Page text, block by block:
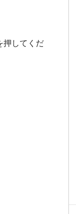
押してくだ